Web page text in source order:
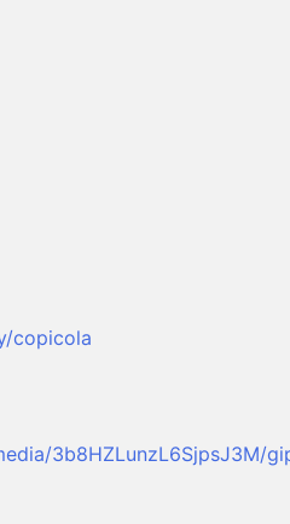
copicola
3b8HZLunzL6SjpsJ3M/